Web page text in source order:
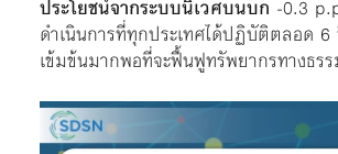
ประโยชน์จากระบบนิเวศบนบก -0.3
ดำเนินการที่ทุกประเทศได้ปฏิบัติตลอด
เข้มข้นมากพอที่จะฟื้นฟูทรัพยากรทางธร